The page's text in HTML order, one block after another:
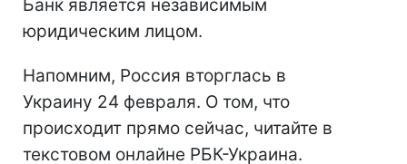
Банк является независимым
юридическим лицом.
Напомним, Россия вторглась в
Украину 24 февраля. О том, что
происходит прямо сейчас, читайте в
текстовом онлайне РБК-Украина.